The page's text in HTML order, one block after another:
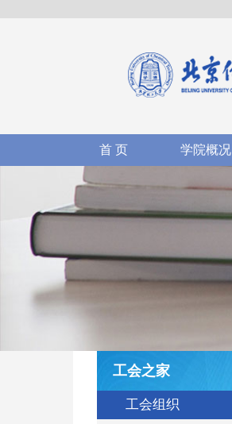
首 页 学院概况
工会之家
工会组织